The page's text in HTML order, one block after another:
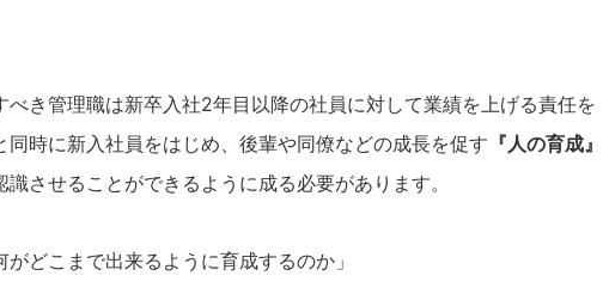
き管理職は新卒入社2年目以降の社員に対して業績を上げる責任を
時に新入社員をはじめ、後輩や同僚などの成長を促す 『人の育成』
させることができるように成る必要があります。
がどこまで出来るように育成するのか」